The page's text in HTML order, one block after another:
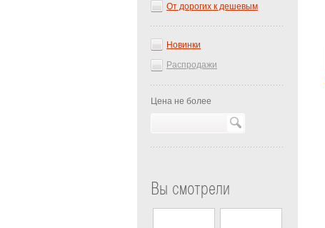
От дорогих к дешевым
Новинки
Распродажи
Цена не более
Вы смотрели